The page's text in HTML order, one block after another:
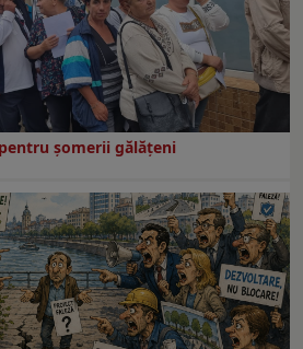
șomerii gălățeni